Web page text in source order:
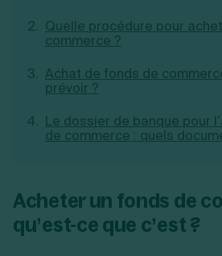
Ouverture compte pro
Fermeture d’une entreprise
Quelle procédure pour
commerce ?
Achat de fonds de
prévoir ?
Le dossier de banque pour
de commerce : quels
Acheter un fonds de
qu’est-ce que c’est ?